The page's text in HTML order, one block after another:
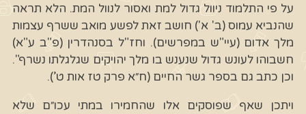
על פי התלמוד ניוול גדול למת ואסור לנוול המת. הלא תראה
שהנביא עמוס (ב' א') חושב זאת לפשע מואב ששרף עצמות
מלך אדום (עיי"ש במפרשים). וחז"ל בסנהדרין (פ"ב ע"א)
חשבוהו לעונש גדול שנענש בו מלך יהויקים שגלגלתו נשרף".
וכן כתב גם בספר גשר החיים (ח״א פרק טז אות ט’).
ויתכן שאף שפוסקים אלו שהחמירו במתי עכו״ם שלא